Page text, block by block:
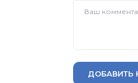
ДОБАВИТЬ